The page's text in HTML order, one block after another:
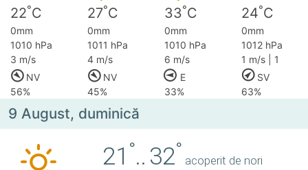
22°C 27°C 33°C 24°C
0mm 0mm 0mm
0mm
1010 hPa
1011 hPa 1010 hPa
1012 hPa
3 m/s
4 m/s 6 m/s
1 m/s | 1
NV
NV E
SV
56%
45% 33% 63%
9 August, duminică
21 °.. 32°
acoperit de nori